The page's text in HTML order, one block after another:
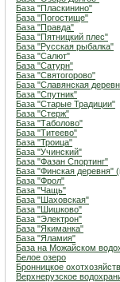
База "Пласкинино"
База "Погостище"
База "Правда"
База "Пятницкий плес"
База "Русская рыбалка"
База "Салют"
База "Сатурн"
База "Святогорово"
База "Славянская
База "Спутник"
База "Старые Традиции"
База "Стерж"
База "Таболово"
База "Титеево"
База "Троица"
База "Учинский"
База "Фазан Спортинг"
База "Финская деревня"
База "Фрол"
База "Чащь"
База "Шаховская"
База "Шишково"
База "Электрон"
База "Якиманка"
База "Яламия"
База на Можайском
Белое озеро
Бронницкое
Верхнерузское